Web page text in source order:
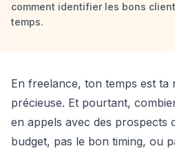
comment identifier les bons
temps.
En freelance, ton temps est ta
précieuse. Et pourtant,
en appels avec des prospects
budget, pas le bon timing, ou